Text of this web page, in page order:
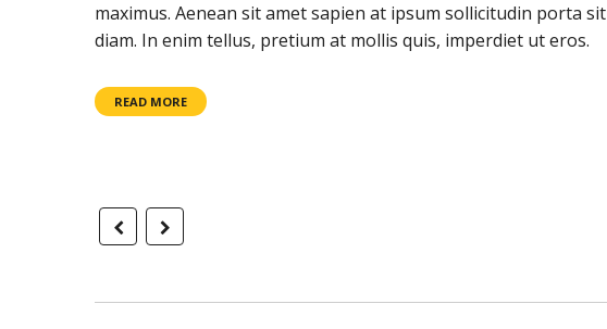
maximus. Aenean sit amet sapien at ipsum sollicitudin porta
diam. In enim tellus, pretium at mollis quis, imperdiet ut eros.
READ MORE